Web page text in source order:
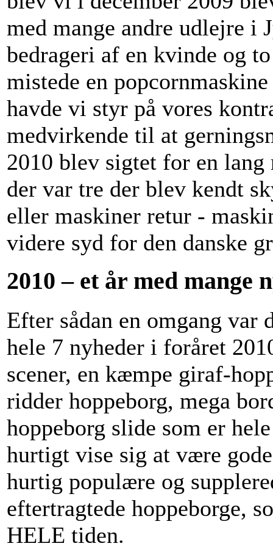
med mange andre udlejre i
bedrageri af en kvinde og
mistede en
havde vi styr på vores
medvirkende til at
2010 blev sigtet for en
der var tre der blev kendt
eller maskiner retur -
videre syd for den danske
2010 – et år med mange
Efter sådan en omgang var
hele 7 nyheder i foråret
scener, en kæmpe giraf-
ridder hoppeborg, mega
hoppeborg slide som er
hurtigt vise sig at være
hurtig populære og
eftertragtede hoppeborge,
HELE tiden.